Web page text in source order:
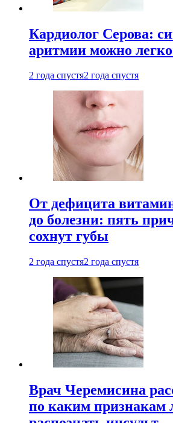
Кардиолог Серова:
аритмии можно
2 года спустя2 года спустя
От дефицита
до болезни: пять
сохнут губы
2 года спустя2 года спустя
Врач Черемисина
по каким признакам